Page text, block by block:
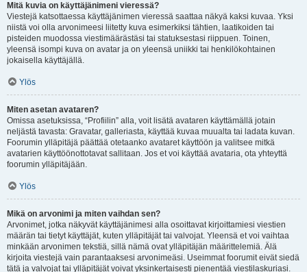
Mitä kuvia on käyttäjänimeni vieressä?
Viestejä katsottaessa käyttäjänimen vieressä saattaa näkyä kaksi kuvaa. Yksi
niistä voi olla arvonimeesi liitetty kuva esimerkiksi tähtien, laatikoiden tai
pisteiden muodossa viestimäärästäsi tai statuksestasi riippuen. Toinen,
yleensä isompi kuva on avatar ja on yleensä uniikki tai henkilökohtainen
jokaisella käyttäjällä.
Ylös
Miten asetan avataren?
Omissa asetuksissa, “Profiilin” alla, voit lisätä avataren käyttämällä jotain
neljästä tavasta: Gravatar, galleriasta, käyttää kuvaa muualta tai ladata kuvan.
Foorumin ylläpitäjä päättää otetaanko avataret käyttöön ja valitsee mitkä
avatarien käyttöönottotavat sallitaan. Jos et voi käyttää avataria, ota yhteyttä
foorumin ylläpitäjään.
Ylös
Mikä on arvonimi ja miten vaihdan sen?
Arvonimet, jotka näkyvät käyttäjänimesi alla osoittavat kirjoittamiesi viestien
määrän tai tietyt käyttäjät, kuten ylläpitäjät tai valvojat. Yleensä et voi vaihtaa
minkään arvonimen tekstiä, sillä nämä ovat ylläpitäjän määrittelemiä. Älä
kirjoita viestejä vain parantaaksesi arvonimeäsi. Useimmat foorumit eivät siedä
tätä ja valvojat tai ylläpitäjät voivat yksinkertaisesti pienentää viestilaskuriasi.